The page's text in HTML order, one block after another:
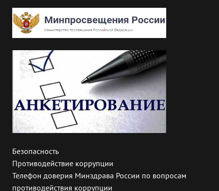
Безопасность
Противодействие коррупции
Телефон доверия Минздрава России по вопросам
противодействия коррупции